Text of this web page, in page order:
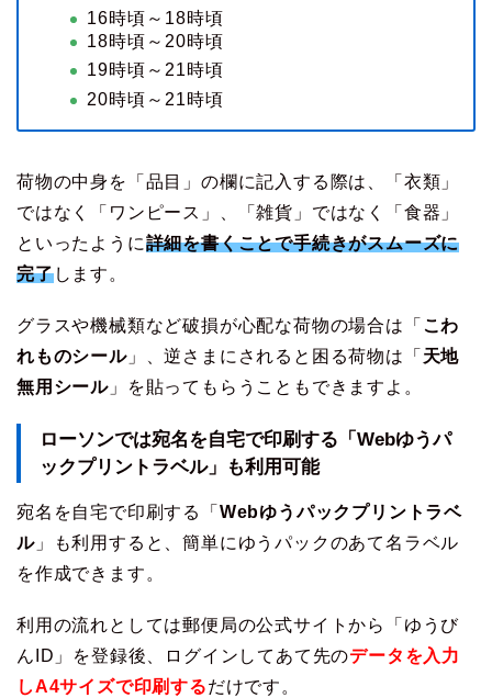
16時頃～18時頃
18時頃～20時頃
19時頃～21時頃
20時頃～21時頃
荷物の中身を「品目」の欄に記入する際は、「衣類」
ではなく「ワンピース」、「雑貨」ではなく「食器」
といったように詳細を書くことで手続きがスムーズに
完了します。
グラスや機械類など破損が心配な荷物の場合は「 こわ
れものシール」、逆さまにされると困る荷物は「 天地
無用シール 」を貼ってもらうこともできますよ。
ローソンでは宛名を自宅で印刷する「Webゆうパ
ックプリントラベル」も利用可能
宛名を自宅で印刷する「 Webゆうパックプリントラベ
ル」も利用すると、簡単にゆうパックのあて名ラベル
を作成できます。
利用の流れとしては郵便局の公式サイトから「ゆうび
んID」を登録後、ログインしてあて先のデータを入力
しA4サイズで印刷するだけです。